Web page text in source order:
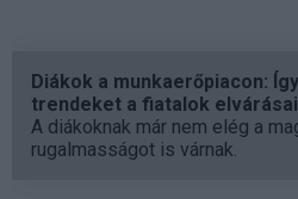
Diákok a munkaerőpiacon:
trendeket a fiatalok
A diákoknak már nem elég a
rugalmasságot is várnak.